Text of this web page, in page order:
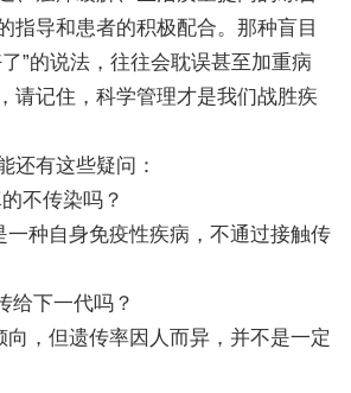
指导和患者的积极配合。那种盲目
”的说法，往往会耽误甚至加重病
请记住，科学管理才是我们战胜疾
还有这些疑问：
不传染吗？
一种自身免疫性疾病，不通过接触传
给下一代吗？
向，但遗传率因人而异，并不是一定